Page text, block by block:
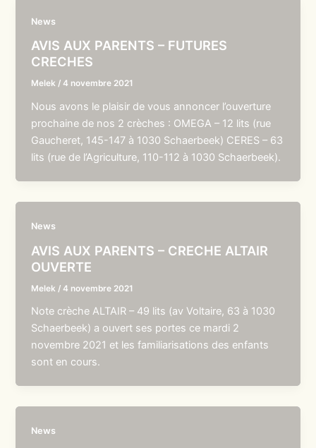
News
AVIS AUX PARENTS – FUTURES
CRECHES
Melek /4 novembre 2021
Nous avons le plaisir de vous annoncer l’ouverture
prochaine de nos 2 crèches : OMEGA – 12 lits (rue
Gaucheret, 145-147 à 1030 Schaerbeek) CERES – 63
lits (rue de l’Agriculture, 110-112 à 1030 Schaerbeek).
News
AVIS AUX PARENTS – CRECHE ALTAIR
OUVERTE
Melek /4 novembre 2021
Note crèche ALTAIR – 49 lits (av Voltaire, 63 à 1030
Schaerbeek) a ouvert ses portes ce mardi 2
novembre 2021 et les familiarisations des enfants
sont en cours.
News